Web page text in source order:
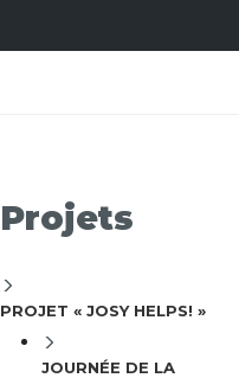
Projets
PROJET « JOSY HELPS! »
JOURNÉE DE LA